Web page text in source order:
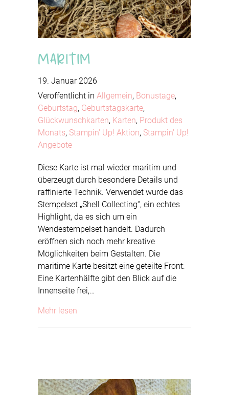
Maritim
19. Januar 2026
Veröffentlicht in Allgemein, Bonustage,
Geburtstag, Geburtstagskarte,
Glückwunschkarten, Karten, Produkt des
Monats, Stampin' Up! Aktion, Stampin' Up!
Angebote
Diese Karte ist mal wieder maritim und
überzeugt durch besondere Details und
raffinierte Technik. Verwendet wurde das
Stempelset „Shell Collecting“, ein echtes
Highlight, da es sich um ein
Wendestempelset handelt. Dadurch
eröffnen sich noch mehr kreative
Möglichkeiten beim Gestalten. Die
maritime Karte besitzt eine geteilte Front:
Eine Kartenhälfte gibt den Blick auf die
Innenseite frei,…
Mehr lesen